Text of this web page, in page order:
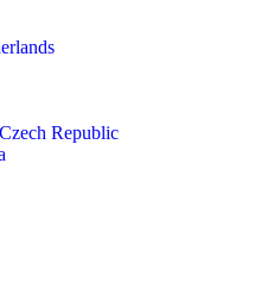
Republic